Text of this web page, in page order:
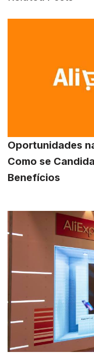
Oportunidades
Como se
Benefícios